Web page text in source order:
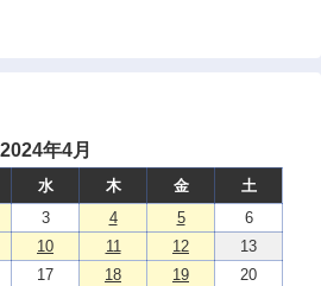
2024年4月
水 木 金
土
3 4 5
6
10 11 12
13
17 18 19
20